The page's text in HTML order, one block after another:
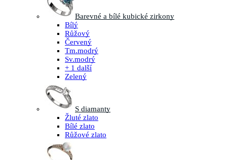
Barevné a bílé kubické zirkony
Bílý
Růžový
Červený
Tm.modrý
Sv.modrý
+ 1 další
Zelený
S diamanty
Žluté zlato
Bílé zlato
Růžové zlato